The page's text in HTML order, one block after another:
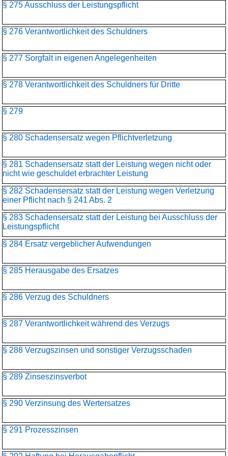
§ 275 Ausschluss der Leistungspflicht
§ 276 Verantwortlichkeit des Schuldners
§ 277 Sorgfalt in eigenen Angelegenheiten
§ 278 Verantwortlichkeit des Schuldners für Dritte
§ 279
§ 280 Schadensersatz wegen Pflichtverletzung
§ 281 Schadensersatz statt der Leistung wegen nicht oder
nicht wie geschuldet erbrachter Leistung
§ 282 Schadensersatz statt der Leistung wegen Verletzung
einer Pflicht nach § 241 Abs. 2
§ 283 Schadensersatz statt der Leistung bei Ausschluss der
Leistungspflicht
§ 284 Ersatz vergeblicher Aufwendungen
§ 285 Herausgabe des Ersatzes
§ 286 Verzug des Schuldners
§ 287 Verantwortlichkeit während des Verzugs
§ 288 Verzugszinsen und sonstiger Verzugsschaden
§ 289 Zinseszinsverbot
§ 290 Verzinsung des Wertersatzes
§ 291 Prozesszinsen